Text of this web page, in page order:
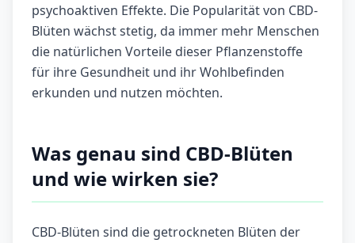
psychoaktiven Effekte. Die Popularität von CBD-
Blüten wächst stetig, da immer mehr Menschen
die natürlichen Vorteile dieser Pflanzenstoffe
für ihre Gesundheit und ihr Wohlbefinden
erkunden und nutzen möchten.
Was genau sind CBD-Blüten
und wie wirken sie?
CBD-Blüten sind die getrockneten Blüten der